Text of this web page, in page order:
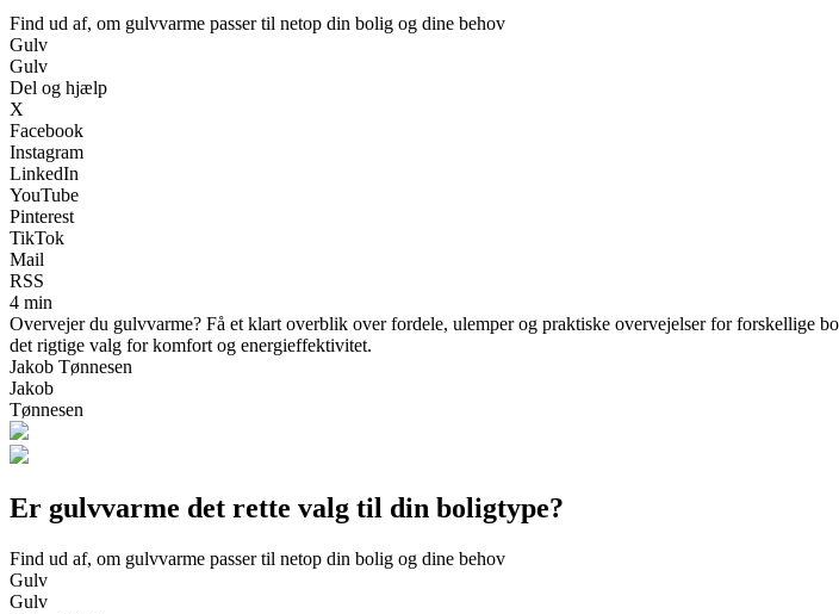
Find ud af, om gulvvarme passer til netop din bolig og dine behov
Gulv
Gulv
Del og hjælp
X
Facebook
Instagram
LinkedIn
YouTube
Pinterest
TikTok
Mail
RSS
4 min
Overvejer du gulvvarme? Få et klart overblik over fordele, ulemper og praktiske overvejelser for
det rigtige valg for komfort og energieffektivitet.
Jakob Tønnesen
Jakob
Tønnesen
Er gulvvarme det rette valg til din boligtype?
Find ud af, om gulvvarme passer til netop din bolig og dine behov
Gulv
Gulv